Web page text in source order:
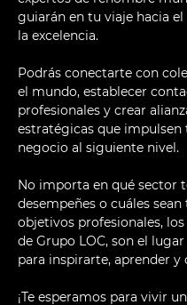
guiarán en tu viaje hacia
la excelencia.
Podrás conectarte con
el mundo, establecer
profesionales y crear
estratégicas que impulsen
negocio al siguiente nivel.
No importa en qué sector
desempeñes o cuáles sean
objetivos profesionales,
de Grupo LOC, son el
para inspirarte, aprender y
¡Te esperamos para vivir